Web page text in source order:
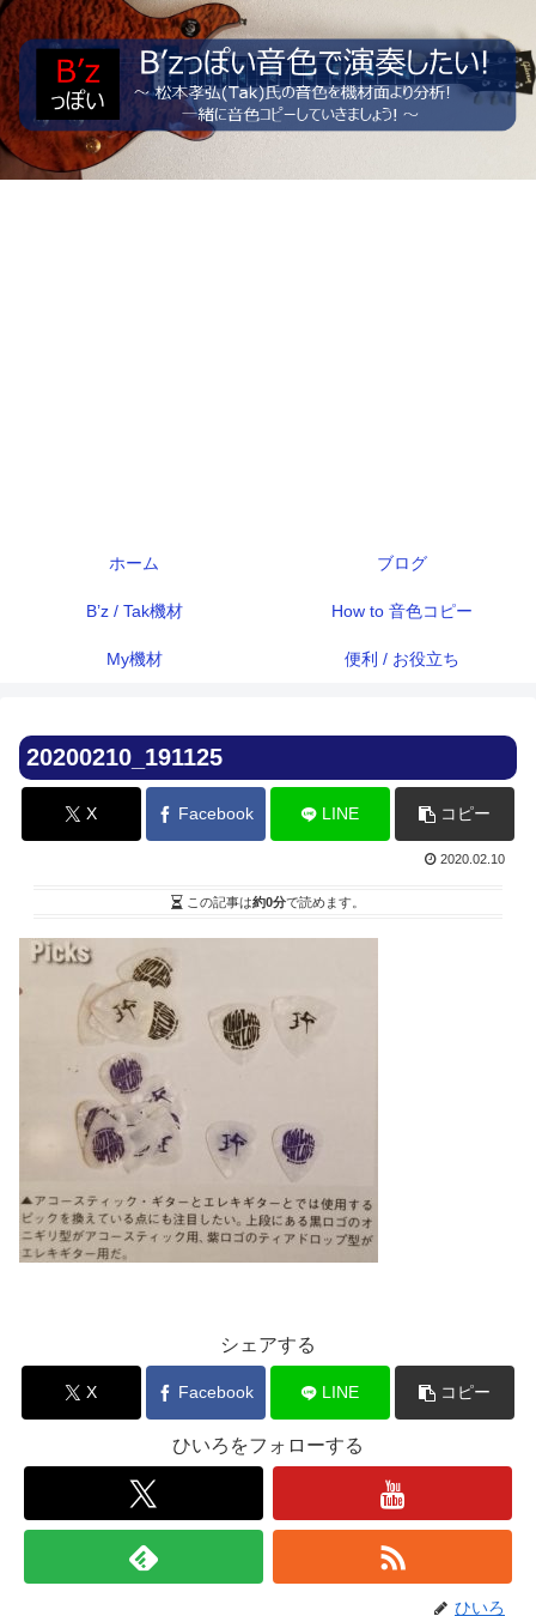
ホーム ブログ
B’z / Tak機材 How to 音色コピー
My機材 便利 / お役立ち
20200210_191125
X Facebook LINE コピー
2020.02.10
この記事は約0分で読めます。
シェアする
X Facebook LINE コピー
ひいろをフォローする
ひいろ